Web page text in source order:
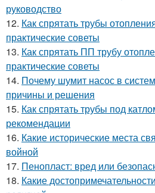
руководство
12. Как спрятать трубы
практические советы
13. Как спрятать ПП трубу
практические советы
14. Почему шумит насос в
причины и решения
15. Как спрятать трубы под
рекомендации
16. Какие исторические места
войной
17. Пенопласт: вред или
18. Какие